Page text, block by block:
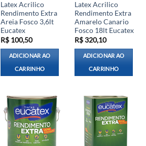
Latex Acrilico
Rendimento Extra
Areia Fosco 3,6lt
Eucatex
R$100,50
ADICIONAR AO
CARRINHO
Latex Acrilico
Rendimento Extra
Amarelo Canario
Fosco 18lt Eucatex
R$320,10
ADICIONAR AO
CARRINHO